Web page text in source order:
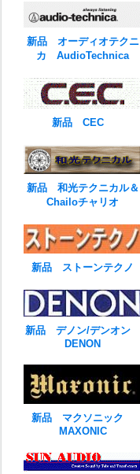
新品 オーディオテクニ
カ AudioTechnica
新品 CEC
新品 和光テクニカル＆
Chailoチャリオ
新品 ストーンテクノ
新品 デノン/デンオン
DENON
新品 マクソニック
MAXONIC